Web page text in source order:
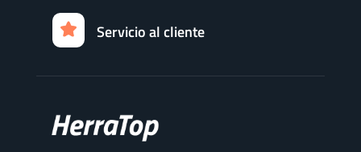
Servicio al cliente